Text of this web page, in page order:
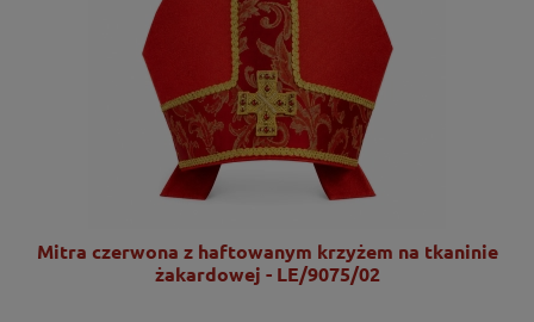
Mitra czerwona z haftowanym krzyżem na tkaninie
żakardowej - LE/9075/02